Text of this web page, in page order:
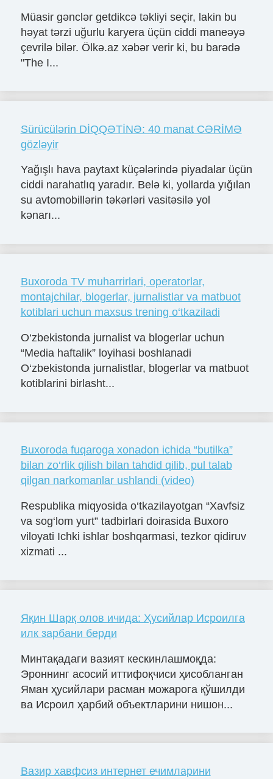
Müasir gənclər getdikcə təkliyi seçir, lakin bu
həyat tərzi uğurlu karyera üçün ciddi maneəyə
çevrilə bilər. Ölkə.az xəbər verir ki, bu barədə
"The I...
Sürücülərin DİQQƏTİNƏ: 40 manat CƏRİMƏ
gözləyir
Yağışlı hava paytaxt küçələrində piyadalar üçün
ciddi narahatlıq yaradır. Belə ki, yollarda yığılan
su avtomobillərin təkərləri vasitəsilə yol
kənarı...
Buxoroda TV muharrirlari, operatorlar,
montajchilar, blogerlar, jurnalistlar va matbuot
kotiblari uchun maxsus trening o‘tkaziladi
O‘zbekistonda jurnalist va blogerlar uchun
“Media haftalik” loyihasi boshlanadi
O‘zbekistonda jurnalistlar, blogerlar va matbuot
kotiblarini birlasht...
Buxoroda fuqaroga xonadon ichida “butilka”
bilan zo‘rlik qilish bilan tahdid qilib, pul talab
qilgan narkomanlar ushlandi (video)
Respublika miqyosida o‘tkazilayotgan “Xavfsiz
va sog‘lom yurt” tadbirlari doirasida Buxoro
viloyati Ichki ishlar boshqarmasi, tezkor qidiruv
xizmati ...
Яқин Шарқ олов ичида: Ҳусийлар Исроилга
илк зарбани берди
Минтақадаги вазият кескинлашмоқда:
Эроннинг асосий иттифоқчиси ҳисобланган
Яман ҳусийлари расман можарога қўшилди
ва Исроил ҳарбий объектларини нишон...
Вазир хавфсиз интернет ечимларини